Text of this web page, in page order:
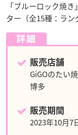
「ブルーロック焼
ター（全15種：ラン
詳細
販売店舗
GiGOのたい
博多
販売期間
2023年10月7